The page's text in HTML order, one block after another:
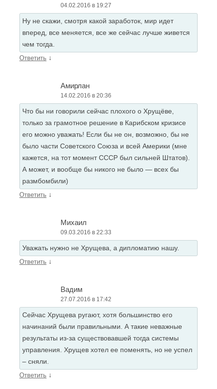
04.02.2016 в 19:27
Ну не скажи, смотря какой заработок, мир идет
вперед, все меняется, все же сейчас лучше живется
чем тогда.
Ответить ↓
Амирлан
14.02.2016 в 20:36
Что бы ни говорили сейчас плохого о Хрущёве,
только за грамотное решение в Карибском кризисе
его можно уважать! Если бы не он, возможно, бы не
было части Советского Союза и всей Америки (мне
кажется, на тот момент СССР был сильней Штатов).
А может, и вообще бы никого не было — всех бы
размбомбили)
Ответить ↓
Михаил
09.03.2016 в 22:33
Уважать нужно не Хрущева, а дипломатию нашу.
Ответить ↓
Вадим
27.07.2016 в 17:42
Сейчас Хрущева ругают, хотя большинство его
начинаний были правильными. А такие неважные
результаты из-за существовавшей тогда системы
управления. Хрущев хотел ее поменять, но не успел
– сняли.
Ответить ↓